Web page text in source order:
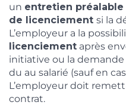
un entretien préalable
de licenciement si la
L’employeur a la
licenciement après
initiative ou la demande
du au salarié (sauf en
L’employeur doit
contrat.